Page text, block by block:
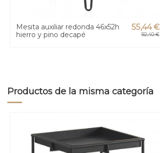
Mesita auxiliar redonda 46x52h
hierro y pino decapé
55,44 €
92,40 €
Productos de la misma categoría